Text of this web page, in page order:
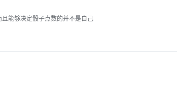
能够决定骰子点数的并不是自己